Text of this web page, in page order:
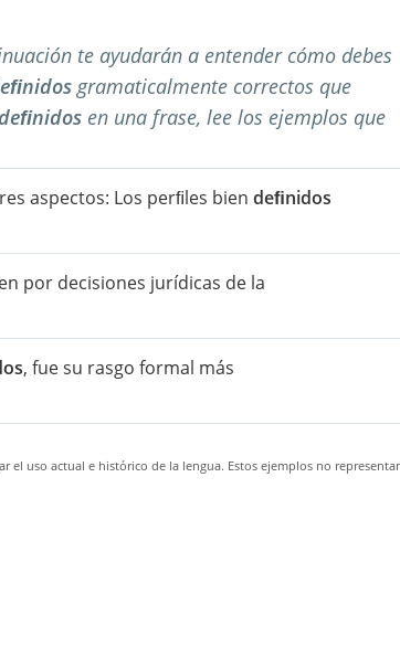
te ayudarán a entender cómo debes
gramaticalmente correctos que
en una frase, lee los ejemplos que
aspectos: Los perﬁles bien deﬁnidos
por decisiones jurídicas de la
, fue su rasgo formal más
el uso actual e histórico de la lengua. Estos ejemplos no